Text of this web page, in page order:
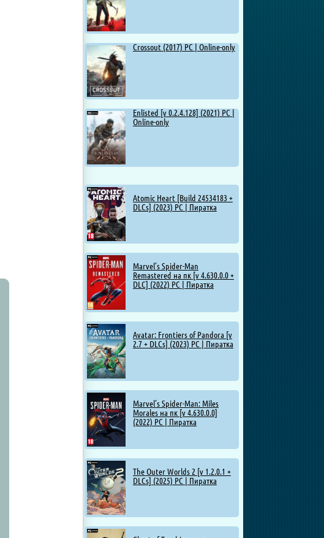
Crossout (2017) PC | Online-only
Enlisted [v 0.2.4.128] (2021) PC |
Online-only
Atomic Heart [Build 24534183 +
DLCs] (2023) PC | Пиратка
Marvel’s Spider-Man
Remastered на пк [v 4.630.0.0 +
DLC] (2022) PC | Пиратка
Avatar: Frontiers of Pandora [v
2.7 + DLCs] (2023) PC | Пиратка
Marvel’s Spider-Man: Miles
Morales на пк [v 4.630.0.0]
(2022) PC | Пиратка
The Outer Worlds 2 [v 1.2.0.1 +
DLCs] (2025) PC | Пиратка